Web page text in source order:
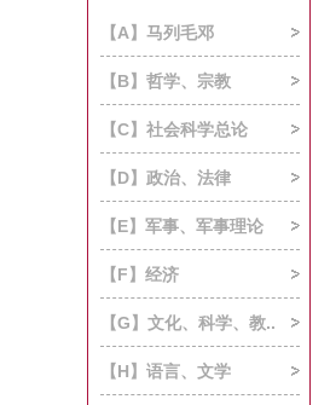
【A】马列毛邓
【B】哲学、宗教
【C】社会科学总论
【D】政治、法律
【E】军事、军事理论
【F】经济
【G】文化、科学、教..
【H】语言、文学